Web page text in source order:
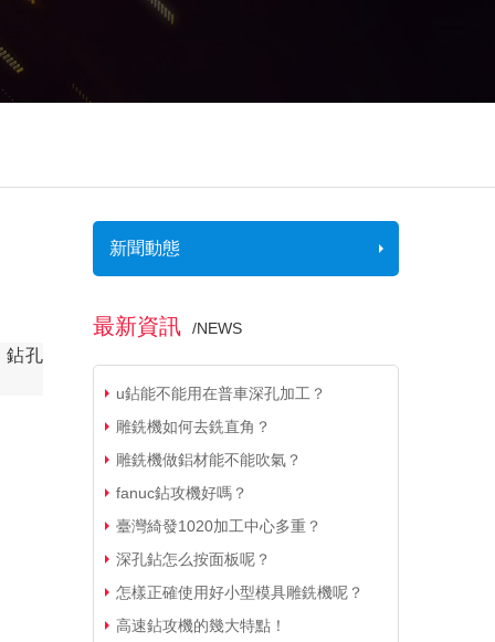
鉆孔
新聞動態
最新資訊 /NEWS
u鉆能不能用在普車深孔加工？
雕銑機如何去銑直角？
雕銑機做鋁材能不能吹氣？
fanuc鉆攻機好嗎？
臺灣綺發1020加工中心多重？
深孔鉆怎么按面板呢？
怎樣正確使用好小型模具雕銑機呢？
高速鉆攻機的幾大特點！